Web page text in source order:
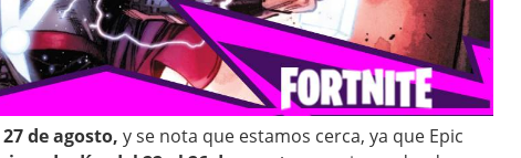
de agosto, y se nota que estamos cerca, ya que Epic